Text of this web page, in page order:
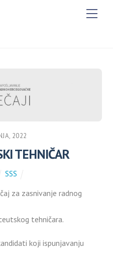
M
e
2022
TEHNIČAR
SSS
za zasnivanje radnog
tehničara.
koji ispunjavanju